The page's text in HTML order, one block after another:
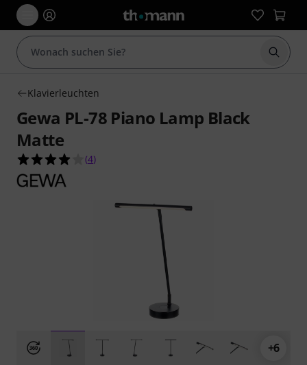
Suche
Klavierleuchten
Gewa PL-78 Piano Lamp Black
Matte
4.0 von 5 Sternen aus 4 Kundenbewertungen
(4)
+6